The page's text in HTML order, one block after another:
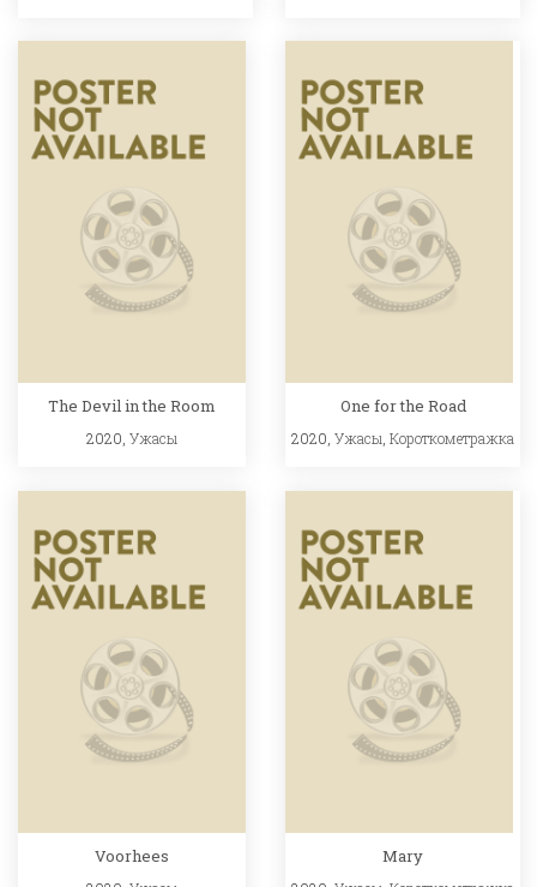
The Devil in the Room
2020, Ужасы
One for the Road
2020,Ужасы,Короткометражка
Voorhees Mary